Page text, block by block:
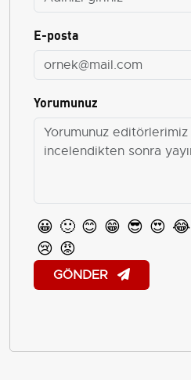
E-posta
Yorumunuz
😀 🙂 😊 😁 😎 😍 😂
😢 😡
GÖNDER